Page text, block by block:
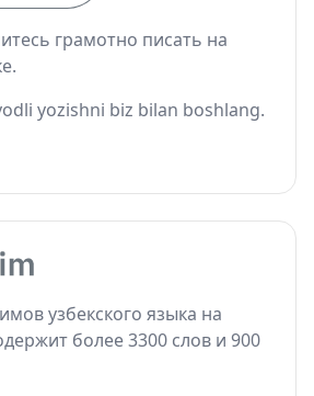
грамотно писать на
yozishni biz bilan boshlang.
узбекского языка на
более 3300 слов и 900